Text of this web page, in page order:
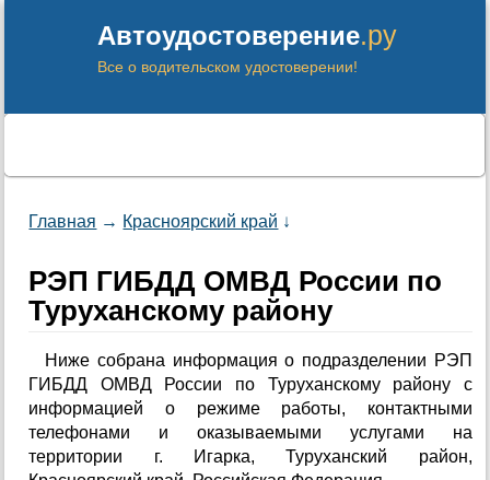
Автоудостоверение.ру
Все о водительском удостоверении!
Главная → Красноярский край ↓
РЭП ГИБДД ОМВД России по
Туруханскому району
Ниже собрана информация о подразделении РЭП
ГИБДД ОМВД России по Туруханскому району с
информацией о режиме работы, контактными
телефонами и оказываемыми услугами на
территории г. Игарка, Туруханский район,